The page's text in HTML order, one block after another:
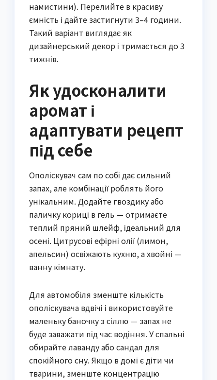
намистини). Перелийте в красиву
ємність і дайте застигнути 3–4 години.
Такий варіант виглядає як
дизайнерський декор і тримається до 3
тижнів.
Як удосконалити
аромат і
адаптувати рецепт
під себе
Ополіскувач сам по собі дає сильний
запах, але комбінації роблять його
унікальним. Додайте гвоздику або
паличку кориці в гель — отримаєте
теплий пряний шлейф, ідеальний для
осені. Цитрусові ефірні олії (лимон,
апельсин) освіжають кухню, а хвойні —
ванну кімнату.
Для автомобіля зменште кількість
ополіскувача вдвічі і використовуйте
маленьку баночку з сіллю — запах не
буде заважати під час водіння. У спальні
обирайте лаванду або сандал для
спокійного сну. Якщо в домі є діти чи
тварини, зменште концентрацію